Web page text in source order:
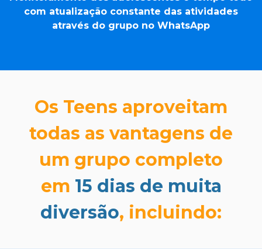
com atualização constante das atividades
através do grupo no WhatsApp
Os Teens aproveitam
todas as vantagens de
um grupo completo
em 15 dias de muita
diversão, incluindo: